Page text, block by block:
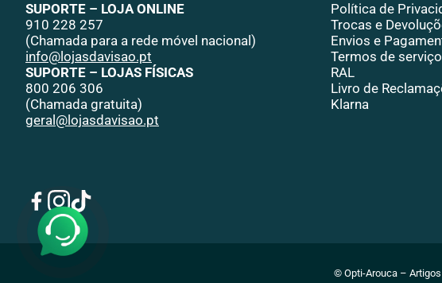
SUPORTE – LOJA ONLINE
910 228 257
(Chamada para a rede móvel nacional)
info@lojasdavisao.pt
SUPORTE – LOJAS FÍSICAS
800 206 306
(Chamada gratuita)
geral@lojasdavisao.pt
Política de
Trocas e
Envios e
Termos de serviço
RAL
Livro de
Klarna
© Opti-Arouca –